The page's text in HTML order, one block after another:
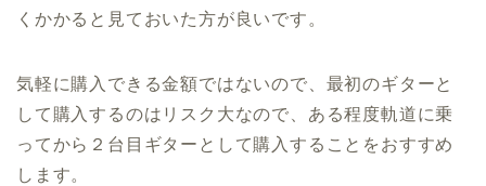
くかかると見ておいた方が良いです。
気軽に購入できる金額ではないので、最初のギターと
して購入するのはリスク大なので、ある程度軌道に乗
ってから２台目ギターとして購入することをおすすめ
します。